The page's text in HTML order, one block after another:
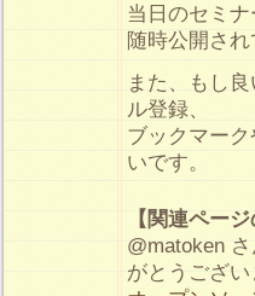
当日のセミナ
随時公開さ
また、もし
ル登録、
ブックマー
いです。
【関連ページ
@matoken
がとうござい